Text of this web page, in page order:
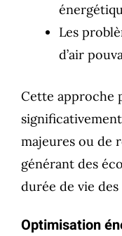
Les
d’air
Cette approche
majeures ou de
générant des
durée de vie
Optimisation